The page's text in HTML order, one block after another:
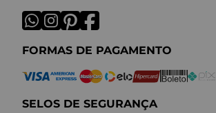
FORMAS DE PAGAMENTO
SELOS DE SEGURANÇA